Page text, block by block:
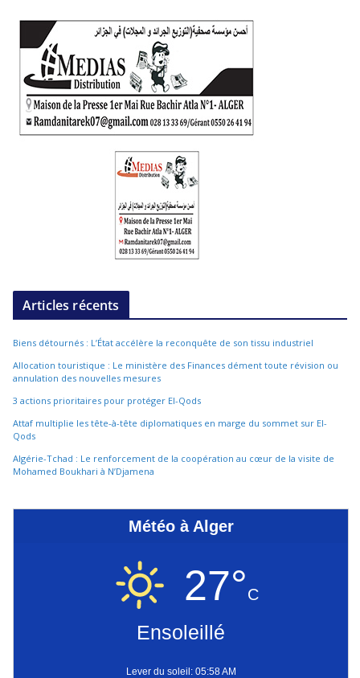
Articles récents
Biens détournés : L’État accélère la reconquête de son tissu industriel
Allocation touristique : Le ministère des Finances dément toute révision ou
annulation des nouvelles mesures
3 actions prioritaires pour protéger El-Qods
Attaf multiplie les tête-à-tête diplomatiques en marge du sommet sur El-
Qods
Algérie-Tchad : Le renforcement de la coopération au cœur de la visite de
Mohamed Boukhari à N’Djamena
Météo à Alger
27°C
Ensoleillé
Lever du soleil: 05:58 AM